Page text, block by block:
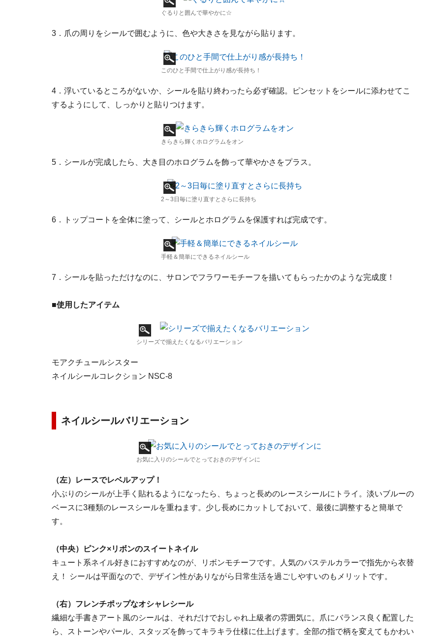
ぐるりと囲んで華やかに☆
3．爪の周りをシールで囲むように、色や大きさを見ながら貼ります。
このひと手間で仕上がり感が長持ち！
4．浮いているところがないか、シールを貼り終わったら必ず確認。ピンセットをシールに添わせてこ
するようにして、しっかりと貼りつけます。
きらきら輝くホログラムをオン
5．シールが完成したら、大き目のホログラムを飾って華やかさをプラス。
2～3日毎に塗り直すとさらに長持ち
6．トップコートを全体に塗って、シールとホログラムを保護すれば完成です。
手軽＆簡単にできるネイルシール
7．シールを貼っただけなのに、サロンでフラワーモチーフを描いてもらったかのような完成度！
■使用したアイテム
シリーズで揃えたくなるバリエーション
モアクチュールシスター
ネイルシールコレクション NSC-8
ネイルシールバリエーション
お気に入りのシールでとっておきのデザインに
（左）レースでレベルアップ！
小ぶりのシールが上手く貼れるようになったら、ちょっと長めのレースシールにトライ。淡いブルーの
ベースに3種類のレースシールを重ねます。少し長めにカットしておいて、最後に調整すると簡単で
す。
（中央）ピンク×リボンのスイートネイル
キュート系ネイル好きにおすすめなのが、リボンモチーフです。人気のパステルカラーで指先から衣替
え！ シールは平面なので、デザイン性がありながら日常生活を過ごしやすいのもメリットです。
（右）フレンチポップなオシャレシール
繊細な手書きアート風のシールは、それだけでおしゃれ上級者の雰囲気に。爪にバランス良く配置した
ら、ストーンやパール、スタッズを飾ってキラキラ仕様に仕上げます。全部の指で柄を変えてもかわい